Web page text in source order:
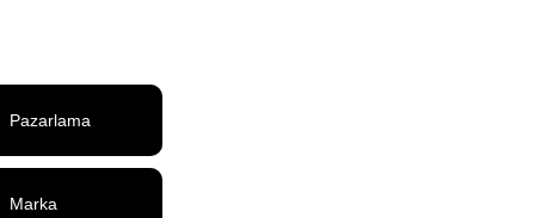
Pazarlama
Marka